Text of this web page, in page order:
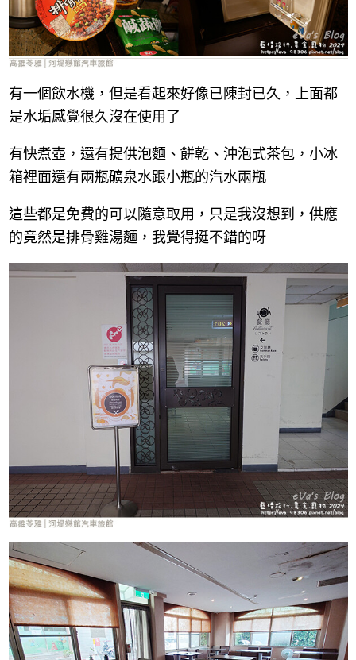
有一個飲水機，但是看起來好像已陳封已久，上面都
是水垢感覺很久沒在使用了
有快煮壺，還有提供泡麵、餅乾、沖泡式茶包，小冰
箱裡面還有兩瓶礦泉水跟小瓶的汽水兩瓶
這些都是免費的可以隨意取用，只是我沒想到，供應
的竟然是排骨雞湯麵，我覺得挺不錯的呀